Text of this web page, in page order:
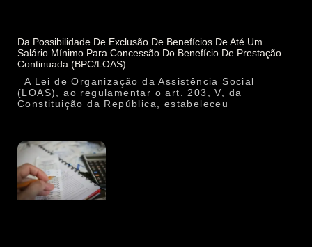
Da Possibilidade De Exclusão De Benefícios De Até Um
Salário Mínimo Para Concessão Do Benefício De Prestação
Continuada (BPC/LOAS)
A Lei de Organização da Assistência Social
(LOAS), ao regulamentar o art. 203, V, da
Constituição da República, estabeleceu